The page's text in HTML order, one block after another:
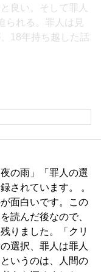
良い。そして罪人
られる。罪人は見
18年持ち越した話
の雨」「罪人の選
されています。 。
面白いです。この
読んだ後なので、
りました。「クリ
選択、罪人は罪人
いうのは、人間の